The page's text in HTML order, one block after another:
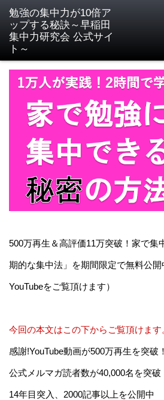
500万再生＆高評価11万突破！家で集
期的な集中法」を期間限定で無料公開
YouTubeをご覧頂けます）
今回の本文はこの下からご覧頂けます
感謝!YouTube動画が500万再生を突破！
公式メルマガ読者数が40,000名を突破
14年目突入、2000記事以上を公開中